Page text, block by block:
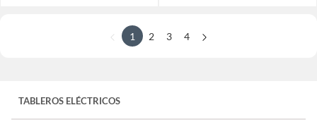
1 2 3 4
TABLEROS ELÉCTRICOS